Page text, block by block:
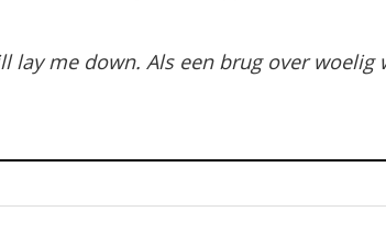
lay me down. Als een brug over